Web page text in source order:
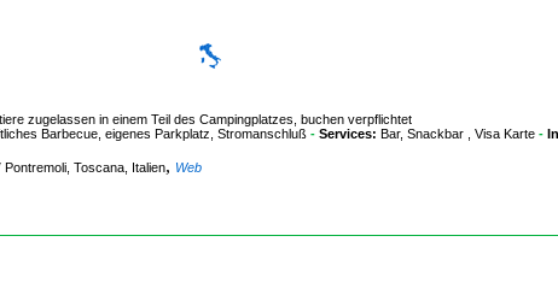
zugelassen in einem Teil des Campingplatzes, buchen verpflichtet
Barbecue, eigenes Parkplatz, Stromanschluß - Services: Bar, Snackbar , Visa Karte -
Pontremoli, Toscana, Italien, Web